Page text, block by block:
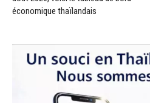
économique thaïlandais